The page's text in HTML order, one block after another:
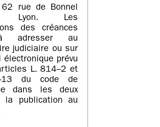
62 rue de Bonnel
Lyon. Les
des créances
adresser au
judiciaire ou sur
électronique prévu
L. 814–2 et
du code de
dans les deux
la publication au